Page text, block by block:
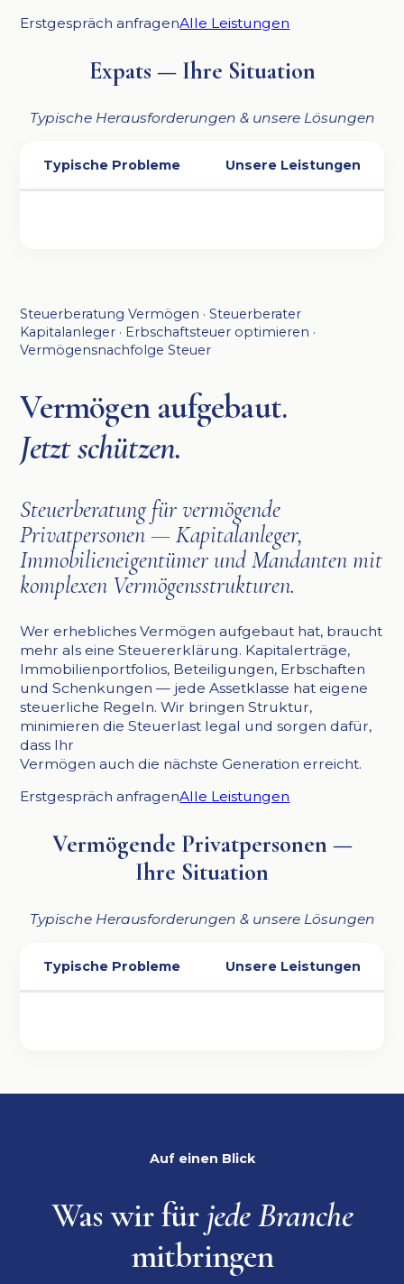
Expats — Ihre Situation
Typische Herausforderungen & unsere Lösungen
Typische Probleme Unsere Leistungen
Erstgespräch anfragenAlle Leistungen
Steuerberatung Vermögen · Steuerberater
Kapitalanleger · Erbschaftsteuer optimieren ·
Vermögensnachfolge Steuer
Vermögen aufgebaut.
Jetzt schützen.
Steuerberatung für vermögende
Privatpersonen — Kapitalanleger,
Immobilieneigentümer und Mandanten mit
komplexen Vermögensstrukturen.
Wer erhebliches Vermögen aufgebaut hat, braucht
mehr als eine Steuererklärung. Kapitalerträge,
Immobilienportfolios, Beteiligungen, Erbschaften
und Schenkungen — jede Assetklasse hat eigene
steuerliche Regeln. Wir bringen Struktur,
minimieren die Steuerlast legal und sorgen dafür,
dass Ihr
Vermögen auch die nächste Generation erreicht.
Erstgespräch anfragenAlle Leistungen
Vermögende Privatpersonen —
Ihre Situation
Typische Herausforderungen & unsere Lösungen
Typische Probleme Unsere Leistungen
Auf einen Blick
Was wir fürjede Branche
mitbringen